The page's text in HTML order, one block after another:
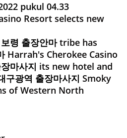
pukul 04.33
Resort selects new
보령 출장안마tribe has
Harrah's Cherokee Casino
마사지 its new hotel and
구광역 출장마사지 Smoky
of Western North